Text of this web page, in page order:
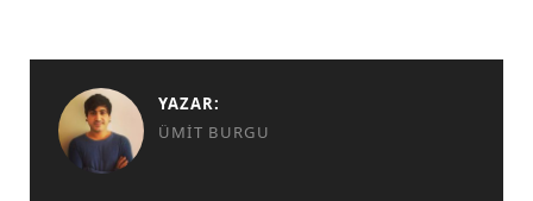
YAZAR:
ÜMIT BURGU